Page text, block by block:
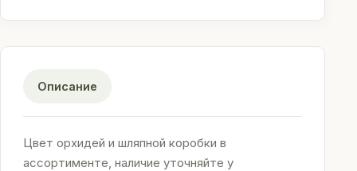
Описание
Цвет орхидей и шляпной коробки в
ассортименте, наличие уточняйте у